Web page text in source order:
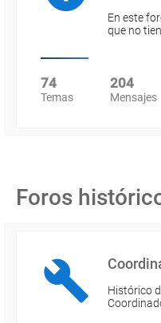
En este
que no
74
Temas
204
Mensajes
Foros
Histórico